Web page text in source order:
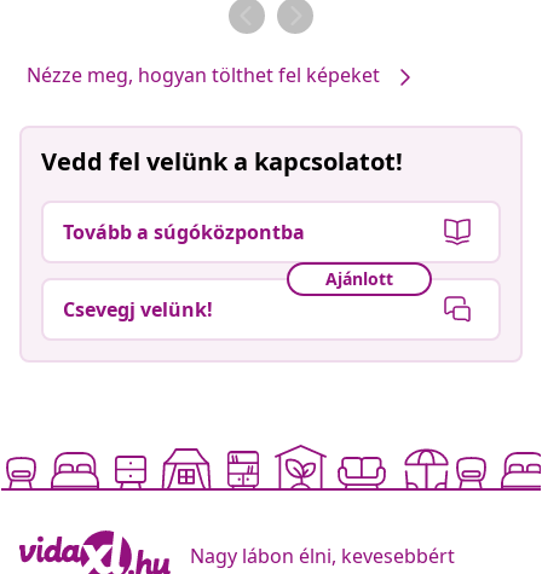
Nézze meg, hogyan tölthet fel képeket
Vedd fel velünk a kapcsolatot!
Tovább a súgóközpontba
Ajánlott
Csevegj velünk!
Nagy lábon élni, kevesebbért